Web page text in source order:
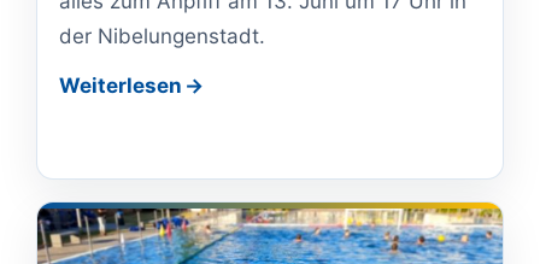
der Nibelungenstadt.
Weiterlesen